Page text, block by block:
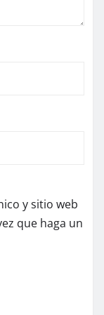
y sitio web
que haga un